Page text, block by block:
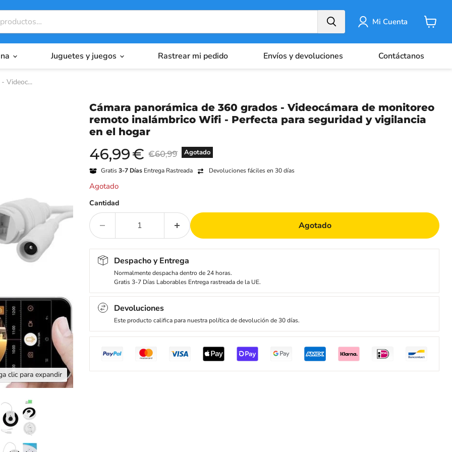
Mi Cuenta
Juguetes y juegos Rastrear mi pedido Envíos y devoluciones Contáctanos
Videoc...
clic para expandir
Cámara panorámica de 360 ​​grados - Videocámara de monitoreo
remoto inalámbrico Wifi - Perfecta para seguridad y vigilancia
en el hogar
Agotado
Precio actual
46,99€ Precio original
€60,99
Gratis3-7 Días Entrega Rastreada Devoluciones fáciles en 30 días
Agotado
Cantidad
Agotado
Despacho y Entrega
Normalmente despacha dentro de 24 horas.
Gratis 3-7 Días Laborables Entrega rastreada de la UE.
Devoluciones
Este producto califica para nuestra política de devolución de 30 días.